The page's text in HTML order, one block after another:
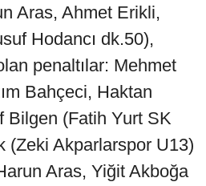
Aras, Ahmet Erikli,
Hodancı dk.50),
penaltılar: Mehmet
Bahçeci, Haktan
Bilgen (Fatih Yurt SK
(Zeki Akparlarspor U13)
Aras, Yiğit Akboğa